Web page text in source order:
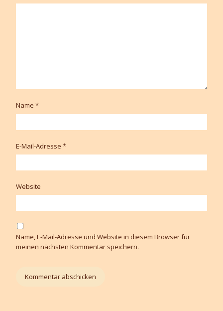
Name *
E-Mail-Adresse *
Website
Name, E-Mail-Adresse und Website in diesem Browser für
meinen nächsten Kommentar speichern.